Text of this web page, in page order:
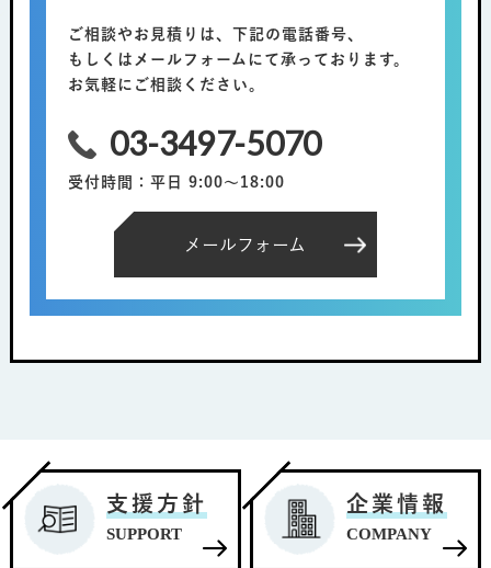
ご相談やお見積りは、下記の電話番号、
もしくはメールフォームにて承っております。
お気軽にご相談ください。
03-3497-5070
受付時間：平日 9:00～18:00
メールフォーム
支援方針
SUPPORT
企業情報
COMPANY